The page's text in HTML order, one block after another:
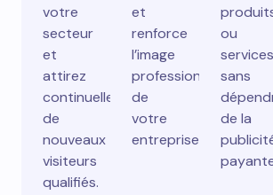
votre
secteur
et
attirez
continuellement
de
nouveaux
visiteurs
qualifiés.
et
renforce
l’image
professionnelle
de
votre
entreprise.
ou
sans
de la